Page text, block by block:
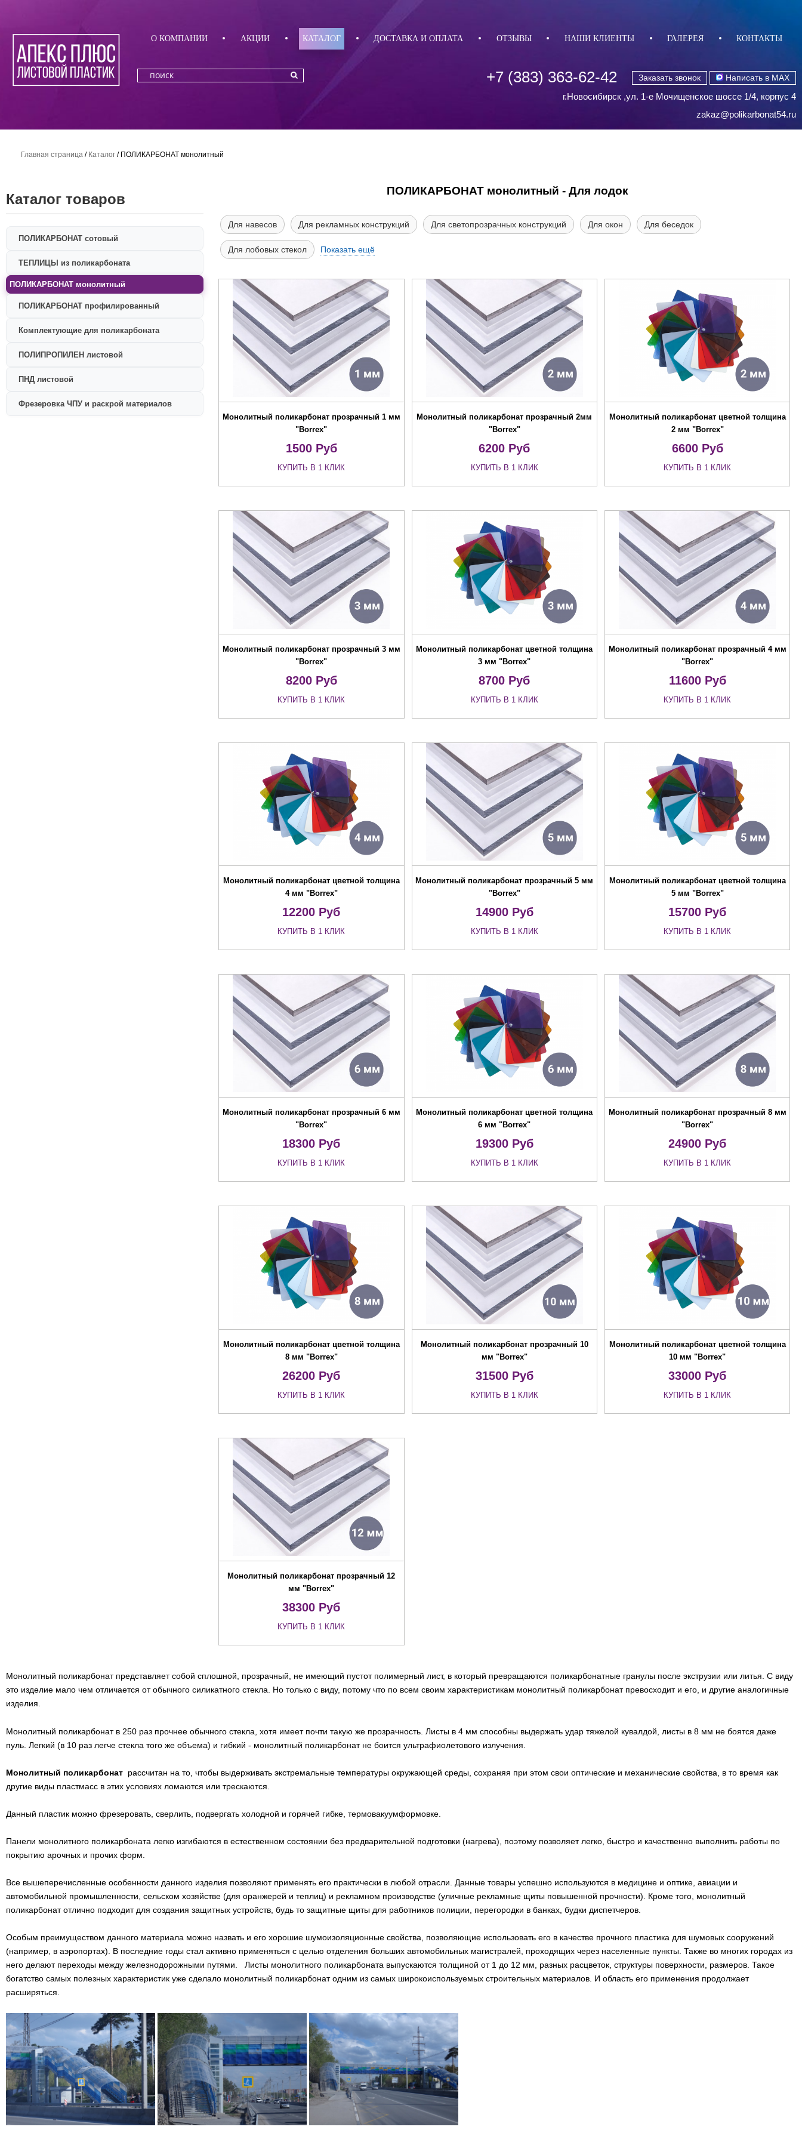
О КОМПАНИИ АКЦИИ КАТАЛОГ ДОСТАВКА И ОПЛАТА ОТЗЫВЫ НАШИ КЛИЕНТЫ ГАЛЕРЕЯ КОНТАКТЫ
+7 (383) 363-62-42 Заказать звонок Написать в MAX
г.Новосибирск ,ул. 1-е Мочищенское шоссе 1/4, корпус 4
zakaz@polikarbonat54.ru
Главная страница / Каталог / ПОЛИКАРБОНАТ монолитный
Каталог товаров
ПОЛИКАРБОНАТ сотовый
ТЕПЛИЦЫ из поликарбоната
ПОЛИКАРБОНАТ монолитный
ПОЛИКАРБОНАТ профилированный
Комплектующие для поликарбоната
ПОЛИПРОПИЛЕН листовой
ПНД листовой
Фрезеровка ЧПУ и раскрой материалов
ПОЛИКАРБОНАТ монолитный - Для лодок
Для навесов Для рекламных конструкций Для светопрозрачных конструкций Для окон Для беседок
Для лобовых стекол Показать ещё
Монолитный поликарбонат прозрачный 1 мм
"Borrex"
1500Руб
КУПИТЬ В 1 КЛИК
Монолитный поликарбонат прозрачный 2мм
"Borrex"
6200 Руб
КУПИТЬ В 1 КЛИК
Монолитный поликарбонат цветной толщина
2 мм "Borrex"
6600Руб
КУПИТЬ В 1 КЛИК
Монолитный поликарбонат прозрачный 3 мм
"Borrex"
8200Руб
КУПИТЬ В 1 КЛИК
Монолитный поликарбонат цветной толщина
3 мм "Borrex"
8700 Руб
КУПИТЬ В 1 КЛИК
Монолитный поликарбонат прозрачный 4 мм
"Borrex"
11600Руб
КУПИТЬ В 1 КЛИК
Монолитный поликарбонат цветной толщина
4 мм "Borrex"
12200 Руб
КУПИТЬ В 1 КЛИК
Монолитный поликарбонат прозрачный 5 мм
"Borrex"
14900Руб
КУПИТЬ В 1 КЛИК
Монолитный поликарбонат цветной толщина
5 мм "Borrex"
15700 Руб
КУПИТЬ В 1 КЛИК
Монолитный поликарбонат прозрачный 6 мм
"Borrex"
18300 Руб
КУПИТЬ В 1 КЛИК
Монолитный поликарбонат цветной толщина
6 мм "Borrex"
19300Руб
КУПИТЬ В 1 КЛИК
Монолитный поликарбонат прозрачный 8 мм
"Borrex"
24900 Руб
КУПИТЬ В 1 КЛИК
Монолитный поликарбонат цветной толщина
8 мм "Borrex"
26200 Руб
КУПИТЬ В 1 КЛИК
Монолитный поликарбонат прозрачный 10
мм "Borrex"
31500Руб
КУПИТЬ В 1 КЛИК
Монолитный поликарбонат цветной толщина
10 мм "Borrex"
33000 Руб
КУПИТЬ В 1 КЛИК
Монолитный поликарбонат прозрачный 12
мм "Borrex"
38300 Руб
КУПИТЬ В 1 КЛИК
Монолитный поликарбонат представляет собой сплошной, прозрачный, не имеющий пустот полимерный лист, в который превращаются поликарбонатные гранулы после экструзии или литья. С виду
это изделие мало чем отличается от обычного силикатного стекла. Но только с виду, потому что по всем своим характеристикам монолитный поликарбонат превосходит и его, и другие аналогичные
изделия.
Монолитный поликарбонат в 250 раз прочнее обычного стекла, хотя имеет почти такую же прозрачность. Листы в 4 мм способны выдержать удар тяжелой кувалдой, листы в 8 мм не боятся даже
пуль. Легкий (в 10 раз легче стекла того же объема) и гибкий - монолитный поликарбонат не боится ультрафиолетового излучения.
Монолитный поликарбонат рассчитан на то, чтобы выдерживать экстремальные температуры окружающей среды, сохраняя при этом свои оптические и механические свойства, в то время как
другие виды пластмасс в этих условиях ломаются или трескаются.
Данный пластик можно фрезеровать, сверлить, подвергать холодной и горячей гибке, термовакуумформовке.
Панели монолитного поликарбоната легко изгибаются в естественном состоянии без предварительной подготовки (нагрева), поэтому позволяет легко, быстро и качественно выполнить работы по
покрытию арочных и прочих форм.
Все вышеперечисленные особенности данного изделия позволяют применять его практически в любой отрасли. Данные товары успешно используются в медицине и оптике, авиации и
автомобильной промышленности, сельском хозяйстве (для оранжерей и теплиц) и рекламном производстве (уличные рекламные щиты повышенной прочности). Кроме того, монолитный
поликарбонат отлично подходит для создания защитных устройств, будь то защитные щиты для работников полиции, перегородки в банках, будки диспетчеров.
Особым преимуществом данного материала можно назвать и его хорошие шумоизоляционные свойства, позволяющие использовать его в качестве прочного пластика для шумовых сооружений
(например, в аэропортах). В последние годы стал активно применяться с целью отделения больших автомобильных магистралей, проходящих через населенные пункты. Также во многих городах из
него делают переходы между железнодорожными путями. Листы монолитного поликарбоната выпускаются толщиной от 1 до 12 мм, разных расцветок, структуры поверхности, размеров. Такое
богатство самых полезных характеристик уже сделало монолитный поликарбонат одним из самых широкоиспользуемых строительных материалов. И область его применения продолжает
расширяться.